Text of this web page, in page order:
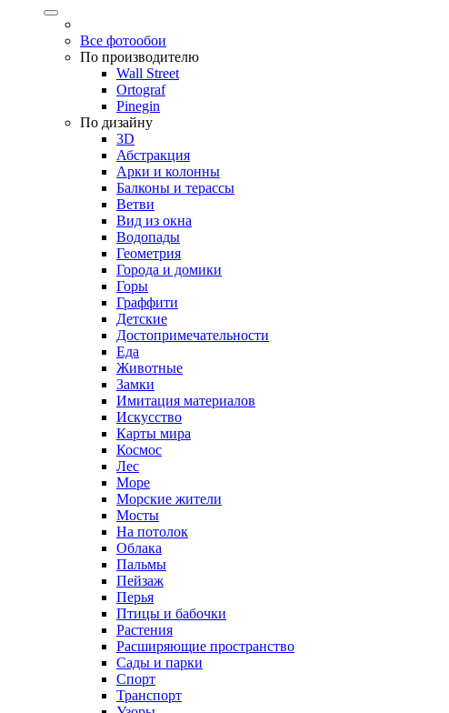
Все фотообои
По производителю
Wall Street
Ortograf
Pinegin
По дизайну
3D
Абстракция
Арки и колонны
Балконы и терассы
Ветви
Вид из окна
Водопады
Геометрия
Города и домики
Горы
Граффити
Детские
Достопримечательности
Еда
Животные
Замки
Имитация материалов
Искусство
Карты мира
Космос
Лес
Море
Морские жители
Мосты
На потолок
Облака
Пальмы
Пейзаж
Перья
Птицы и бабочки
Растения
Расширяющие пространство
Сады и парки
Спорт
Транспорт